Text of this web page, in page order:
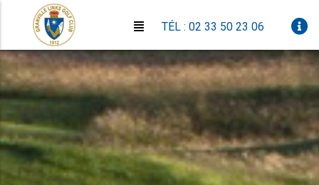
TÉL : 02 33 50 23 06